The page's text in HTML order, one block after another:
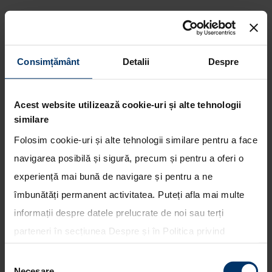
Consimțământ Detalii Despre
Acest website utilizează cookie-uri și alte tehnologii
similare
Folosim cookie-uri și alte tehnologii similare pentru a face
navigarea posibilă și sigură, precum și pentru a oferi o
experiență mai bună de navigare și pentru a ne
îmbunătăți permanent activitatea. Puteți afla mai multe
informații despre datele prelucrate de noi sau terți
parteneri în secțiunea Despre și în Politica privind
toate cookie-urile, una sau mai multe categorii sau să
Echipa Hyundai Shell World
Rally continua sa acumuleze
experienta in ziua a doua din
Raliul Frantei